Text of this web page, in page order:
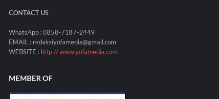
CONTACT US
WhatsApp : 0858-7187-2449
EMAIL : redaksiyofamedia@gmail.com
WEBSITE : http // www.yofamedia.com
MEMBER OF